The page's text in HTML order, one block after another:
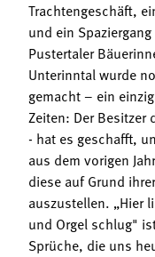
Trachtengeschäft,
und ein
Pustertaler
Unterinntal wurde
gemacht – ein
Zeiten: Der Besitzer
- hat es geschafft,
aus dem vorigen
diese auf Grund
auszustellen. „Hier
und Orgel schlug"
Sprüche, die uns